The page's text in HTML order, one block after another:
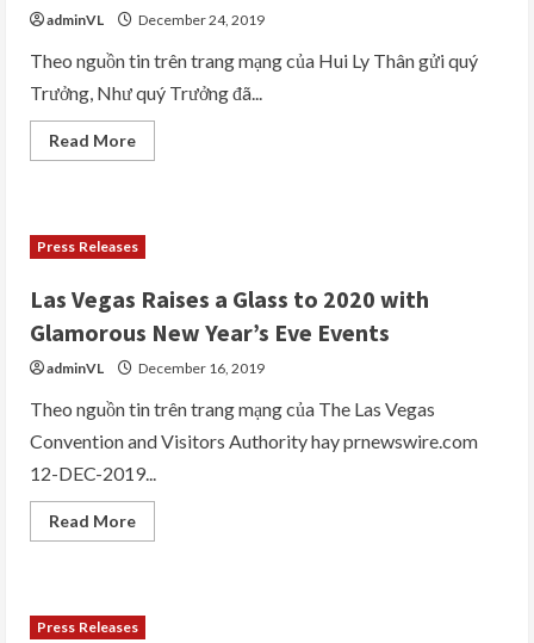
adminVL December 24, 2019
Theo nguồn tin trên trang mạng của Hui Ly Thân gửi quý
Trưởng, Như quý Trưởng đã...
Read MoreRead
more
và
mời
ghi
danh
tham
dự
Vietnamese
Conference
tại
Las
trong
bang
Nevada
Press Releases
Las Vegas Raises a Glass to 2020 with
Glamorous New Year’s Eve Events
adminVL December 16, 2019
Theo nguồn tin trên trang mạng của The Las Vegas
Convention and Visitors Authority hay prnewswire.com
12-DEC-2019...
Read MoreRead
more
a
Glass
Press Releases